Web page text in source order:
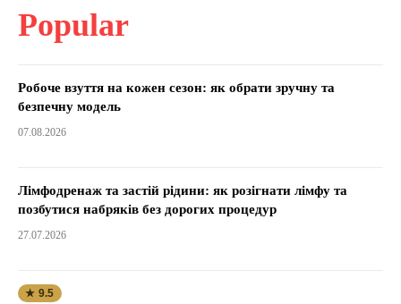
Popular
Робоче взуття на кожен сезон: як обрати зручну та
безпечну модель
07.08.2026
Лімфодренаж та застій рідини: як розігнати лімфу та
позбутися набряків без дорогих процедур
27.07.2026
★ 9.5